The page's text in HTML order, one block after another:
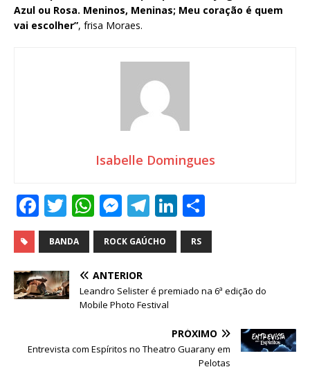
Azul ou Rosa. Meninos, Meninas; Meu coração é quem
vai escolher”, frisa Moraes.
Isabelle Domingues
F
a
c
e
b
o
k
T
w
it
te
r
W
h
at
s
A
p
p
M
e
ss
e
n
g
r
T
el
e
ra
m
Li
n
k
dI
h
ar
BANDA ROCK GAÚCHO RS
ANTERIOR
Leandro Selister é premiado na 6ª edição do
Mobile Photo Festival
PRÓXIMO
Entrevista com Espíritos no Theatro Guarany em
Pelotas